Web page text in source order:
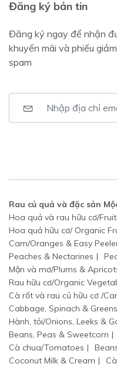
Đăng ký bản tin
Đăng ký ngay để nhận
khuyến mãi và phiếu
spam
Rau củ quả và đặc sản
Hoa quả và rau hữu cơ/
Hoa quả hữu cơ/ Organic
Cam/Oranges & Easy
Peaches & Nectarines
Mận và mơ/Plums &
Rau hữu cơ/Organic
Cà rốt và rau củ hữu cơ /
Cabbage, Spinach & Greens
Hành, tỏi/Onions, Leeks &
Beans, Peas & Sweetcorn
Cà chua/Tomatoes
Coconut Milk & Cream